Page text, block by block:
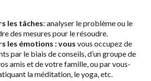
les tâches: analyser le problème ou le
des mesures pour le résoudre.
les émotions : vous vous occupez de
par le biais de conseils, d’un groupe de
amis et de votre famille, ou par vous-
la méditation, le yoga, etc.